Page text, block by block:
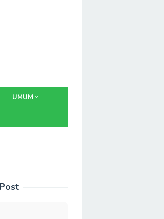
UMUM